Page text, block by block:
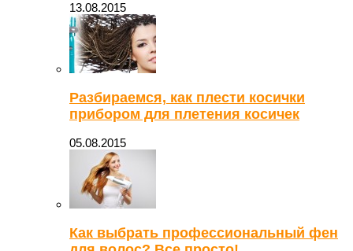
13.08.2015
Разбираемся, как плести косички
прибором для плетения косичек
05.08.2015
Как выбрать профессиональный фен